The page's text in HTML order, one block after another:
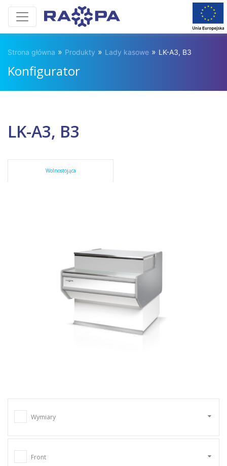
Strona główna » Produkty » Lady kasowe » LK-A3, B3
Konfigurator
LK-A3, B3
Wolnostojąca
Wymiary
Front